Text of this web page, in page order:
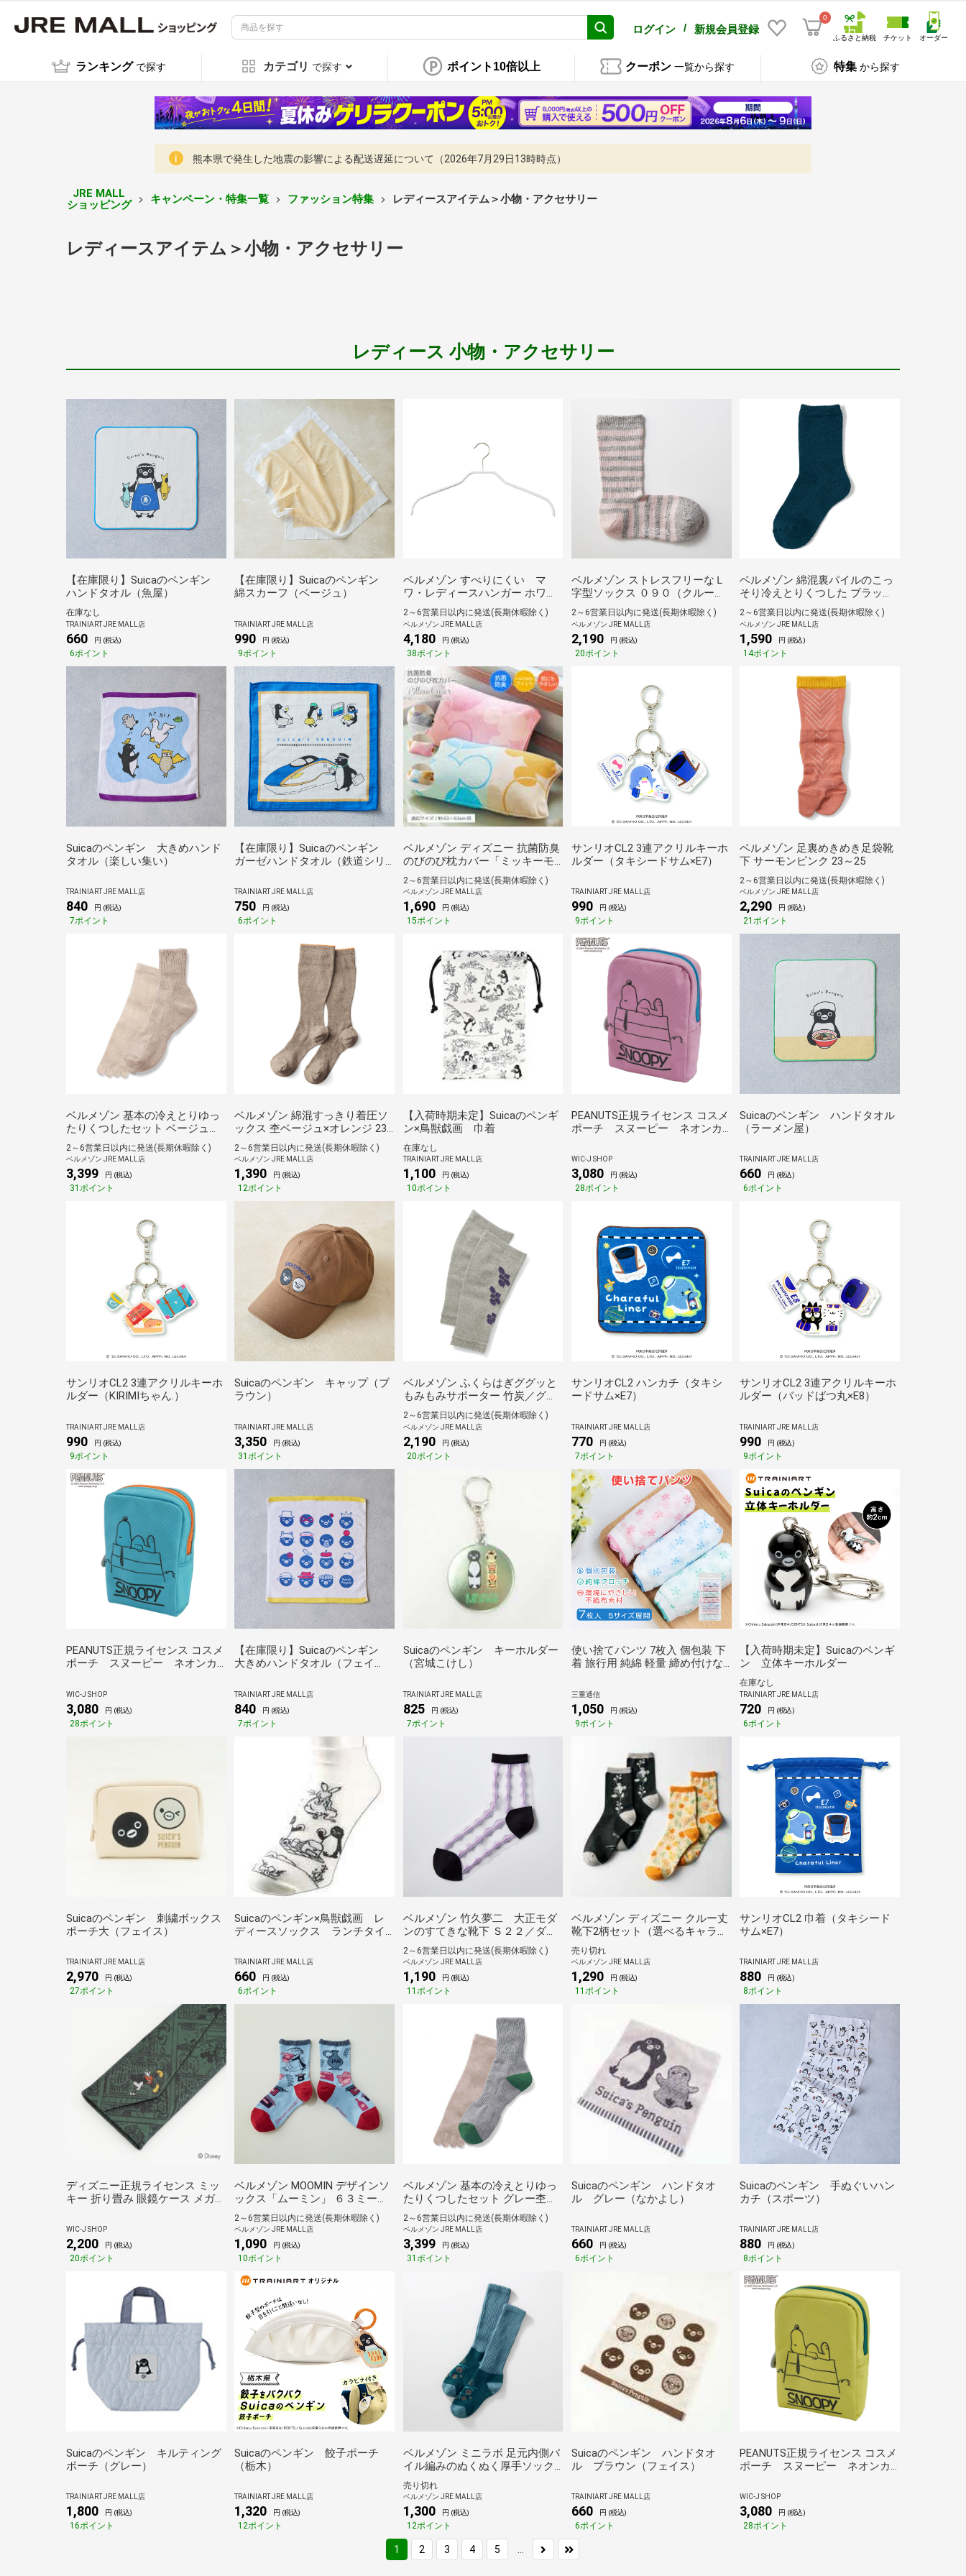
ログイン / 新規会員登録
0
ふるさと納税 チケット オーダー
ランキング で探す カテゴリ で探す ポイント10倍以上 クーポン 一覧から探す 特集 から探す
熊本県で発生した地震の影響による配送遅延について（2026年7月29日13時時点）
JRE MALL
ショッピング
キャンペーン・特集一覧 ファッション特集 レディースアイテム＞小物・アクセサリー
レディースアイテム＞小物・アクセサリー
レディース 小物・アクセサリー
【在庫限り】Suicaのペンギン
ハンドタオル（魚屋）
在庫なし
TRAINIART JRE MALL店
660 円 (税込)
6ポイント
【在庫限り】Suicaのペンギン
綿スカーフ（ベージュ）
TRAINIART JRE MALL店
990 円 (税込)
9ポイント
ベルメゾン すべりにくい マ
ワ・レディースハンガー ホワイ
ト 10本セット
2～6営業日以内に発送(長期休暇除く)
ベルメゾン JRE MALL店
4,180 円 (税込)
38ポイント
ベルメゾン ストレスフリーなＬ
字型ソックス ０９０（クルー
丈） 23～25
2～6営業日以内に発送(長期休暇除く)
ベルメゾン JRE MALL店
2,190 円 (税込)
20ポイント
ベルメゾン 綿混裏パイルのこっ
そり冷えとりくつした ブラック
ネイビー 23～25
2～6営業日以内に発送(長期休暇除く)
ベルメゾン JRE MALL店
1,590 円 (税込)
14ポイント
Suicaのペンギン 大きめハンド
タオル（楽しい集い）
TRAINIART JRE MALL店
840 円 (税込)
7ポイント
【在庫限り】Suicaのペンギン
ガーゼハンドタオル（鉄道シリ
TRAINIART JRE MALL店
750 円 (税込)
6ポイント
ベルメゾン ディズニー 抗菌防臭
のびのび枕カバー「ミッキーモ
チーフ」 グレー系
2～6営業日以内に発送(長期休暇除く)
ベルメゾン JRE MALL店
1,690 円 (税込)
15ポイント
サンリオCL2 3連アクリルキーホ
ルダー（タキシードサム×E7）
TRAINIART JRE MALL店
990 円 (税込)
9ポイント
ベルメゾン 足裏めきめき足袋靴
下 サーモンピンク 23～25
2～6営業日以内に発送(長期休暇除く)
ベルメゾン JRE MALL店
2,290 円 (税込)
21ポイント
ベルメゾン 基本の冷えとりゆっ
たりくつしたセット ベージュ杢
＆オートミール杢 22～24
2～6営業日以内に発送(長期休暇除く)
ベルメゾン JRE MALL店
3,399 円 (税込)
31ポイント
ベルメゾン 綿混すっきり着圧ソ
ックス 杢ベージュ×オレンジ 23
～25
2～6営業日以内に発送(長期休暇除く)
ベルメゾン JRE MALL店
1,390 円 (税込)
12ポイント
【入荷時期未定】Suicaのペンギ
ン×鳥獣戯画 巾着
在庫なし
TRAINIART JRE MALL店
1,100 円 (税込)
10ポイント
PEANUTS正規ライセンス コスメ
ポーチ スヌーピー ネオンカ
PNDW1631 ピンク
WIC-J SHOP
3,080 円 (税込)
28ポイント
Suicaのペンギン ハンドタオル
（ラーメン屋）
TRAINIART JRE MALL店
660 円 (税込)
6ポイント
サンリオCL2 3連アクリルキーホ
ルダー（KIRIMIちゃん.）
TRAINIART JRE MALL店
990 円 (税込)
9ポイント
Suicaのペンギン キャップ（ブ
ラウン）
TRAINIART JRE MALL店
3,350 円 (税込)
31ポイント
ベルメゾン ふくらはぎググッと
もみもみサポーター 竹炭／グレ
ー
2～6営業日以内に発送(長期休暇除く)
ベルメゾン JRE MALL店
2,190 円 (税込)
20ポイント
サンリオCL2 ハンカチ（タキシ
ードサム×E7）
TRAINIART JRE MALL店
770 円 (税込)
7ポイント
サンリオCL2 3連アクリルキーホ
ルダー（バッドばつ丸×E8）
TRAINIART JRE MALL店
990 円 (税込)
9ポイント
PEANUTS正規ライセンス コスメ
ポーチ スヌーピー ネオンカ
PNDW1631 青
WIC-J SHOP
3,080 円 (税込)
28ポイント
【在庫限り】Suicaのペンギン
大きめハンドタオル（フェイ
TRAINIART JRE MALL店
840 円 (税込)
7ポイント
Suicaのペンギン キーホルダー
（宮城こけし）
TRAINIART JRE MALL店
825 円 (税込)
7ポイント
使い捨てパンツ 7枚入 個包装 下
着 旅行用 純綿 軽量 締め付けな
不織布 レディース 女性 妊娠 産
後 出張 病院 入院 介護 災害用
三重通信
1,050 円 (税込)
9ポイント
【入荷時期未定】Suicaのペンギ
ン 立体キーホルダー
在庫なし
TRAINIART JRE MALL店
720 円 (税込)
6ポイント
Suicaのペンギン 刺繍ボックス
ポーチ大（フェイス）
TRAINIART JRE MALL店
2,970 円 (税込)
27ポイント
Suicaのペンギン×鳥獣戯画 レ
ディースソックス ランチタイ
TRAINIART JRE MALL店
660 円 (税込)
6ポイント
ベルメゾン 竹久夢二 大正モダ
ンのすてきな靴下 Ｓ２２／ダイ
ヤ(シースルータイプ) 22.5～24.5
2～6営業日以内に発送(長期休暇除く)
ベルメゾン JRE MALL店
1,190 円 (税込)
11ポイント
ベルメゾン ディズニー クルー丈
靴下2柄セット（選べるキャラク
ター） ミッキーマウス
売り切れ
ベルメゾン JRE MALL店
1,290 円 (税込)
11ポイント
サンリオCL2 巾着（タキシード
サム×E7）
TRAINIART JRE MALL店
880 円 (税込)
8ポイント
ディズニー正規ライセンス ミッ
キー 折り畳み 眼鏡ケース メガネ
DSDW1442 緑
WIC-J SHOP
2,200 円 (税込)
20ポイント
ベルメゾン MOOMIN デザインソ
ックス「ムーミン」 ６３ミーサ
のお手伝い(ロークルー丈)
2～6営業日以内に発送(長期休暇除く)
ベルメゾン JRE MALL店
1,090 円 (税込)
10ポイント
ベルメゾン 基本の冷えとりゆっ
たりくつしたセット グレー杢＆
ベージュ杢 22～24
2～6営業日以内に発送(長期休暇除く)
ベルメゾン JRE MALL店
3,399 円 (税込)
31ポイント
Suicaのペンギン ハンドタオ
ル グレー（なかよし）
TRAINIART JRE MALL店
660 円 (税込)
6ポイント
Suicaのペンギン 手ぬぐいハン
カチ（スポーツ）
TRAINIART JRE MALL店
880 円 (税込)
8ポイント
Suicaのペンギン キルティング
ポーチ（グレー）
TRAINIART JRE MALL店
1,800 円 (税込)
16ポイント
Suicaのペンギン 餃子ポーチ
（栃木）
TRAINIART JRE MALL店
1,320 円 (税込)
12ポイント
ベルメゾン ミニラボ 足元内側パ
イル編みのぬくぬく厚手ソック
ス ソレイユ 23～25cm
売り切れ
ベルメゾン JRE MALL店
1,300 円 (税込)
12ポイント
Suicaのペンギン ハンドタオ
ル ブラウン（フェイス）
TRAINIART JRE MALL店
660 円 (税込)
6ポイント
PEANUTS正規ライセンス コスメ
ポーチ スヌーピー ネオンカ
PNDW1631 イエロー
WIC-J SHOP
3,080 円 (税込)
28ポイント
1 2 3 4 5 ...